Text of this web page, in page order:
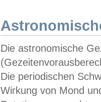
Die astronomische
Die periodischen
Wirkung von Mond